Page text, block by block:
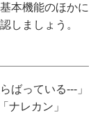
本機能のほかに
しましょう。
ばっている---」
ナレカン」